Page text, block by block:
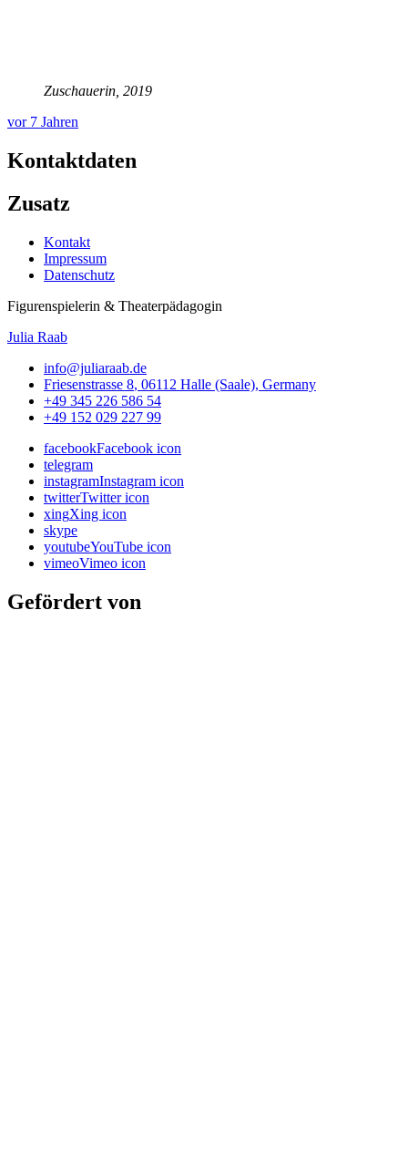
Zuschauerin, 2019
vor 7 Jahren
Kontaktdaten
Zusatz
Kontakt
Impressum
Datenschutz
Figurenspielerin & Theaterpädagogin
Julia Raab
info@juliaraab.de
Friesenstrasse 8, 06112 Halle (Saale), Germany
+49 345 226 586 54
+49 152 029 227 99
facebookFacebook icon
telegram
instagramInstagram icon
twitterTwitter icon
xingXing icon
skype
youtubeYouTube icon
vimeoVimeo icon
Gefördert von